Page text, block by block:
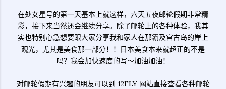
在处女星号的第一天基本上就这样，六天五夜邮轮假期非常精
彩，接下来当然还会继续分享。除了邮轮上的各种体验，我其
实也特别心急想要跟大家分享我和家人在那霸及宫古岛的岸上
观光，尤其是美食那一部分！！日本美食本来就超正的不是
吗？我会加快速度的写～加油加油！
对邮轮假期有兴趣的朋友可以到 12FLY 网站直接查看各种邮轮